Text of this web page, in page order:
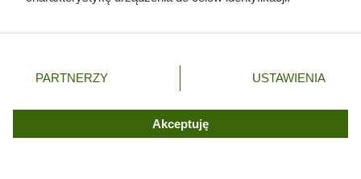
Doprowadził do śmierci większej
zmienić/wycofać klikając przycisk ustawień prywatności
znajdujący się w lewym dolnym rogu strony. Niektóre
użytkownika, ale masz prawo sprzeciwić się takiemu
przetwarzaniu. Preferencje będą miały zastosowania tylko
PARTNERZY USTAWIENIA
Akceptuję